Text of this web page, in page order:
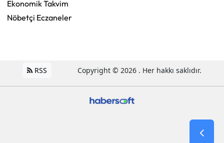
Ekonomik Takvim
Nöbetçi Eczaneler
RSS Copyright © 2026 . Her hakkı saklıdır.